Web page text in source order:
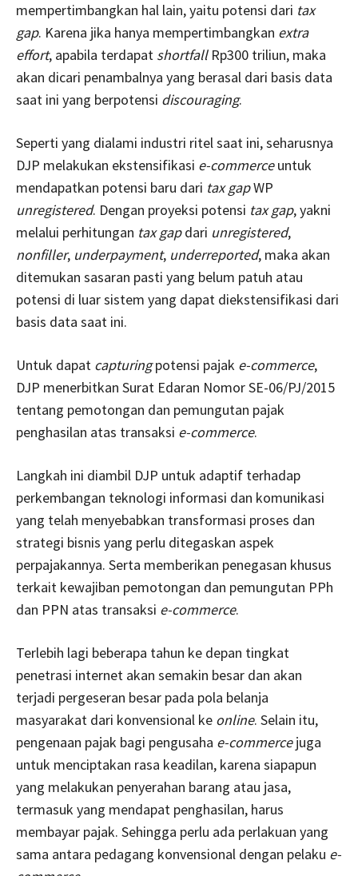
mempertimbangkan hal lain, yaitu potensi dari tax
gap. Karena jika hanya mempertimbangkan extra
effort, apabila terdapat shortfallRp300 triliun, maka
akan dicari penambalnya yang berasal dari basis data
saat ini yang berpotensi discouraging.
Seperti yang dialami industri ritel saat ini, seharusnya
DJP melakukan ekstensifikasi e-commerceuntuk
mendapatkan potensi baru dari tax gapWP
unregistered. Dengan proyeksi potensi tax gap, yakni
melalui perhitungan tax gapdari unregistered,
nonfiller, underpayment, underreported, maka akan
ditemukan sasaran pasti yang belum patuh atau
potensi di luar sistem yang dapat diekstensifikasi dari
basis data saat ini.
Untuk dapat capturingpotensi pajak e-commerce,
DJP menerbitkan Surat Edaran Nomor SE-06/PJ/2015
tentang pemotongan dan pemungutan pajak
penghasilan atas transaksi e-commerce.
Langkah ini diambil DJP untuk adaptif terhadap
perkembangan teknologi informasi dan komunikasi
yang telah menyebabkan transformasi proses dan
strategi bisnis yang perlu ditegaskan aspek
perpajakannya. Serta memberikan penegasan khusus
terkait kewajiban pemotongan dan pemungutan PPh
dan PPN atas transaksi e-commerce.
Terlebih lagi beberapa tahun ke depan tingkat
penetrasi internet akan semakin besar dan akan
terjadi pergeseran besar pada pola belanja
masyarakat dari konvensional ke online. Selain itu,
pengenaan pajak bagi pengusaha e-commercejuga
untuk menciptakan rasa keadilan, karena siapapun
yang melakukan penyerahan barang atau jasa,
termasuk yang mendapat penghasilan, harus
membayar pajak. Sehingga perlu ada perlakuan yang
sama antara pedagang konvensional dengan pelaku e-